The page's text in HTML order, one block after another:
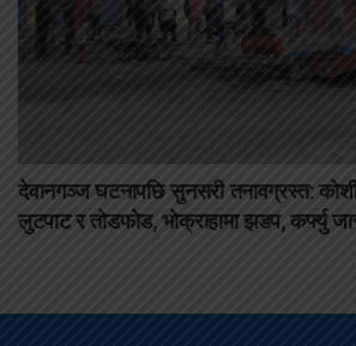
देवानगञ्ज घटनापछि सुनसरी तनावग्रस्त:
लुटपाट र तोडफोड, भोक्राहामा झडप, कर्फ्यु